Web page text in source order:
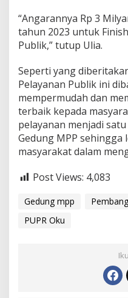
“Angarannya Rp 3
tahun 2023 untuk
Publik,” tutup Ulia.
Seperti yang
Pelayanan Publik ini
mempermudah dan
terbaik kepada
pelayanan menjadi
Gedung MPP sehingga
masyarakat dalam
Post Views: 4,083
Gedung mpp
PUPR Oku